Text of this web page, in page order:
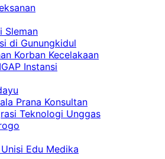
Sleman
di Gunungkidul
Korban Kecelakaan
Instansi
Prana Konsultan
Teknologi Unggas
Edu Medika